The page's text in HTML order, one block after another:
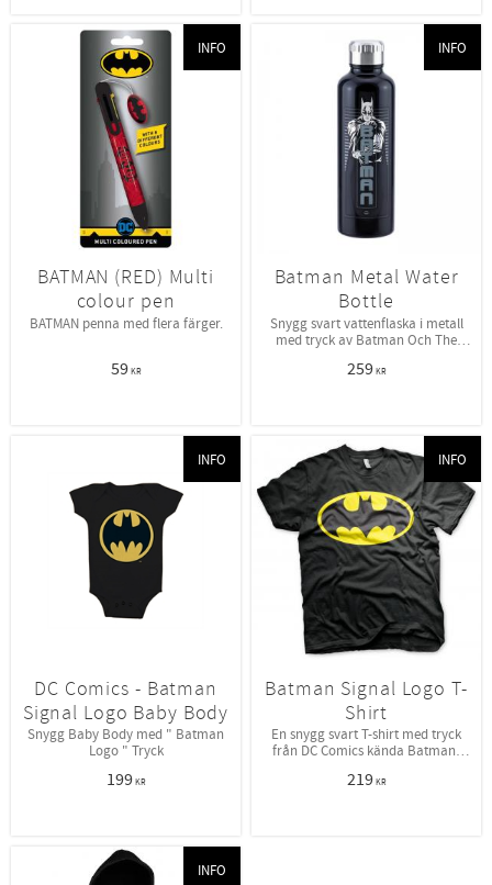
BATMAN (RED) Multi
colour pen
BATMAN penna med flera färger.
59KR
INFO
Batman Metal Water
Bottle
Snygg svart vattenflaska i metall
med tryck av Batman Och The
259KR
INFO
DC Comics - Batman
Signal Logo Baby Body
Snygg Baby Body med " Batman
Logo " Tryck
199KR
INFO
Batman Signal Logo T-
Shirt
En snygg svart T-shirt med tryck
från DC Comics kända Batman!
219KR
INFO
INFO